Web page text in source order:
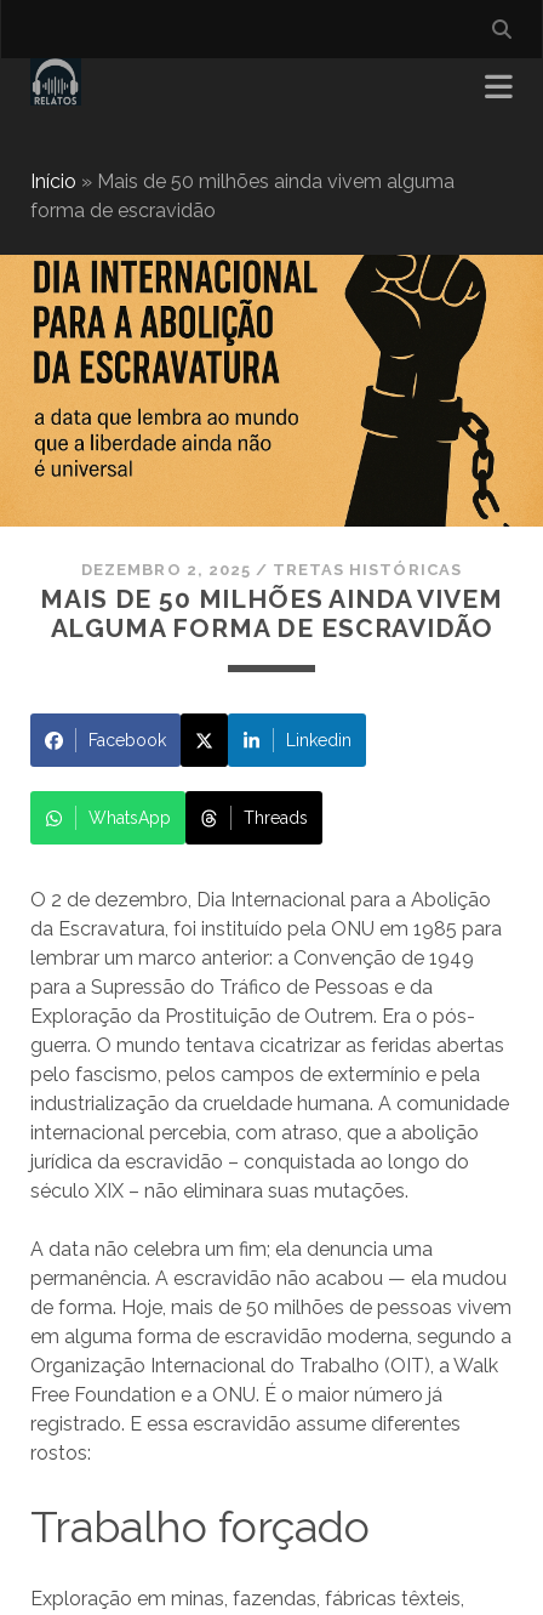
Início » Mais de 50 milhões ainda vivem alguma
forma de escravidão
DEZEMBRO 2, 2025 / TRETAS HISTÓRICAS
MAIS DE 50 MILHÕES AINDA VIVEM
ALGUMA FORMA DE ESCRAVIDÃO
Facebook Linkedin
WhatsApp Threads
O 2 de dezembro, Dia Internacional para a Abolição
da Escravatura, foi instituído pela ONU em 1985 para
lembrar um marco anterior: a Convenção de 1949
para a Supressão do Tráfico de Pessoas e da
Exploração da Prostituição de Outrem. Era o pós-
guerra. O mundo tentava cicatrizar as feridas abertas
pelo fascismo, pelos campos de extermínio e pela
industrialização da crueldade humana. A comunidade
internacional percebia, com atraso, que a abolição
jurídica da escravidão – conquistada ao longo do
século XIX – não eliminara suas mutações.
A data não celebra um fim; ela denuncia uma
permanência. A escravidão não acabou — ela mudou
de forma. Hoje, mais de 50 milhões de pessoas vivem
em alguma forma de escravidão moderna, segundo a
Organização Internacional do Trabalho (OIT), a Walk
Free Foundation e a ONU. É o maior número já
registrado. E essa escravidão assume diferentes
rostos:
Trabalho forçado
Exploração em minas, fazendas, fábricas têxteis,